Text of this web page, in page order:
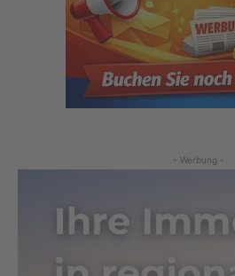
- Werbung -